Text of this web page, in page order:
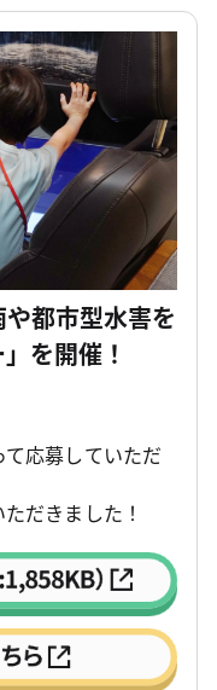
都市型水害を
を開催！
て応募していただ
だきました！